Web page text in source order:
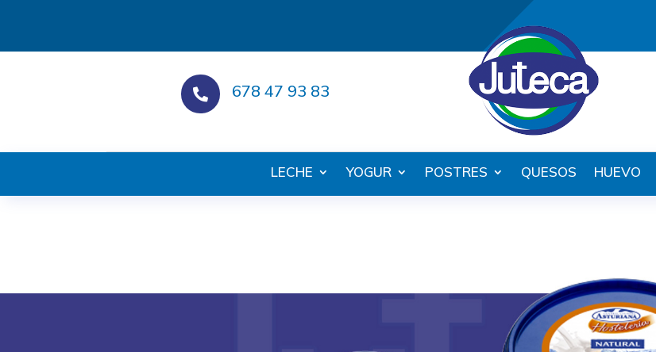
 678 47 93 83
LECHE YOGUR POSTRES QUESOS HUEVO